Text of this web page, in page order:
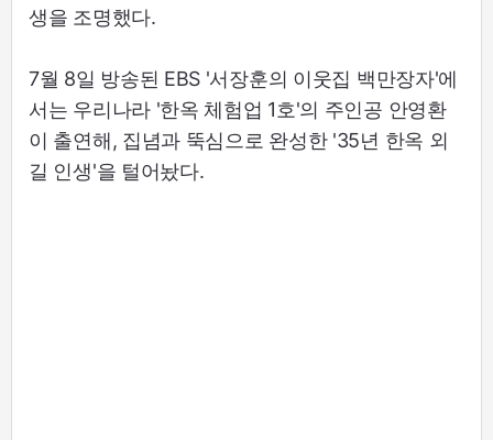
생을 조명했다.
7월 8일 방송된 EBS '서장훈의 이웃집 백만장자'에
서는 우리나라 '한옥 체험업 1호'의 주인공 안영환
이 출연해, 집념과 뚝심으로 완성한 '35년 한옥 외
길 인생'을 털어놨다.